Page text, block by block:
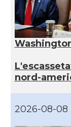
nord-
2026-08-08